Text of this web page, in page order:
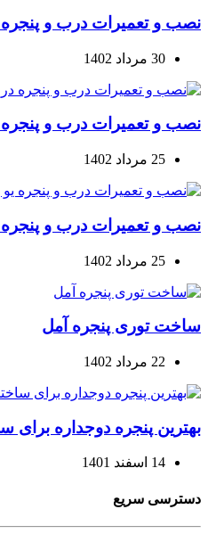
نصب و تعمیرات درب و پنجره
30 مرداد 1402
نصب و تعمیرات درب و
25 مرداد 1402
نصب و تعمیرات درب و
25 مرداد 1402
ساخت توری پنجره آمل
22 مرداد 1402
بهترین پنجره دوجداره
14 اسفند 1401
دسترسی سریع